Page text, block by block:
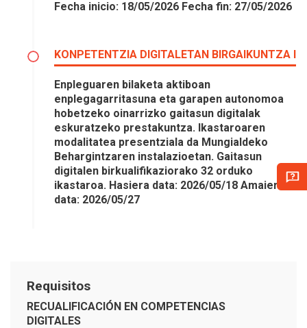
Fecha inicio: 18/05/2026 Fecha fin: 27/05/2026
KONPETENTZIA DIGITALETAN BIRGAIKUNTZA I
Enpleguaren bilaketa aktiboan
enplegagarritasuna eta garapen autonomoa
hobetzeko oinarrizko gaitasun digitalak
eskuratzeko prestakuntza. Ikastaroaren
modalitatea presentziala da Mungialdeko
Behargintzaren instalazioetan. Gaitasun
digitalen birkualifikaziorako 32 orduko
ikastaroa. Hasiera data: 2026/05/18 Amaiera
data: 2026/05/27
Requisitos
RECUALIFICACIÓN EN COMPETENCIAS
DIGITALES